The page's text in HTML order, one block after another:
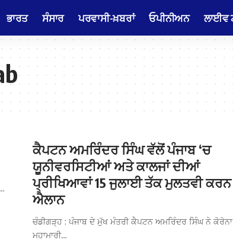
ਭਾਰਤ ਸੰਸਾਰ ਪਰਵਾਸੀ-ਖ਼ਬਰਾਂ ਓਪੀਨੀਅਨ ਲਾਈਵ
ਕੈਪਟਨ ਅਮਰਿੰਦਰ ਸਿੰਘ ਵੱਲੋਂ ਪੰਜਾਬ ‘ਚ
ਯੂਨੀਵਰਸਿਟੀਆਂ ਅਤੇ ਕਾਲਜਾਂ ਦੀਆਂ
ਪ੍ਰੀਖਿਆਵਾਂ 15 ਜੁਲਾਈ ਤੱਕ ਮੁਲਤਵੀ ਕਰਨ
ਐਲਾਨ
ਚੰਡੀਗੜ੍ਹ : ਪੰਜਾਬ ਦੇ ਮੁੱਖ ਮੰਤਰੀ ਕੈਪਟਨ ਅਮਰਿੰਦਰ ਸਿੰਘ ਨੇ ਕੋਰੋਨਾ
ਮਹਾਮਾਰੀ…